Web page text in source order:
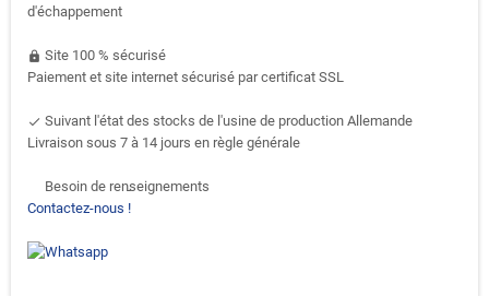
d'échappement
https Site 100 % sécurisé
Paiement et site internet sécurisé par certificat SSL
done Suivant l'état des stocks de l'usine de production Allemande
Livraison sous 7 à 14 jours en règle générale
support-agent
Besoin de renseignements
Contactez-nous !